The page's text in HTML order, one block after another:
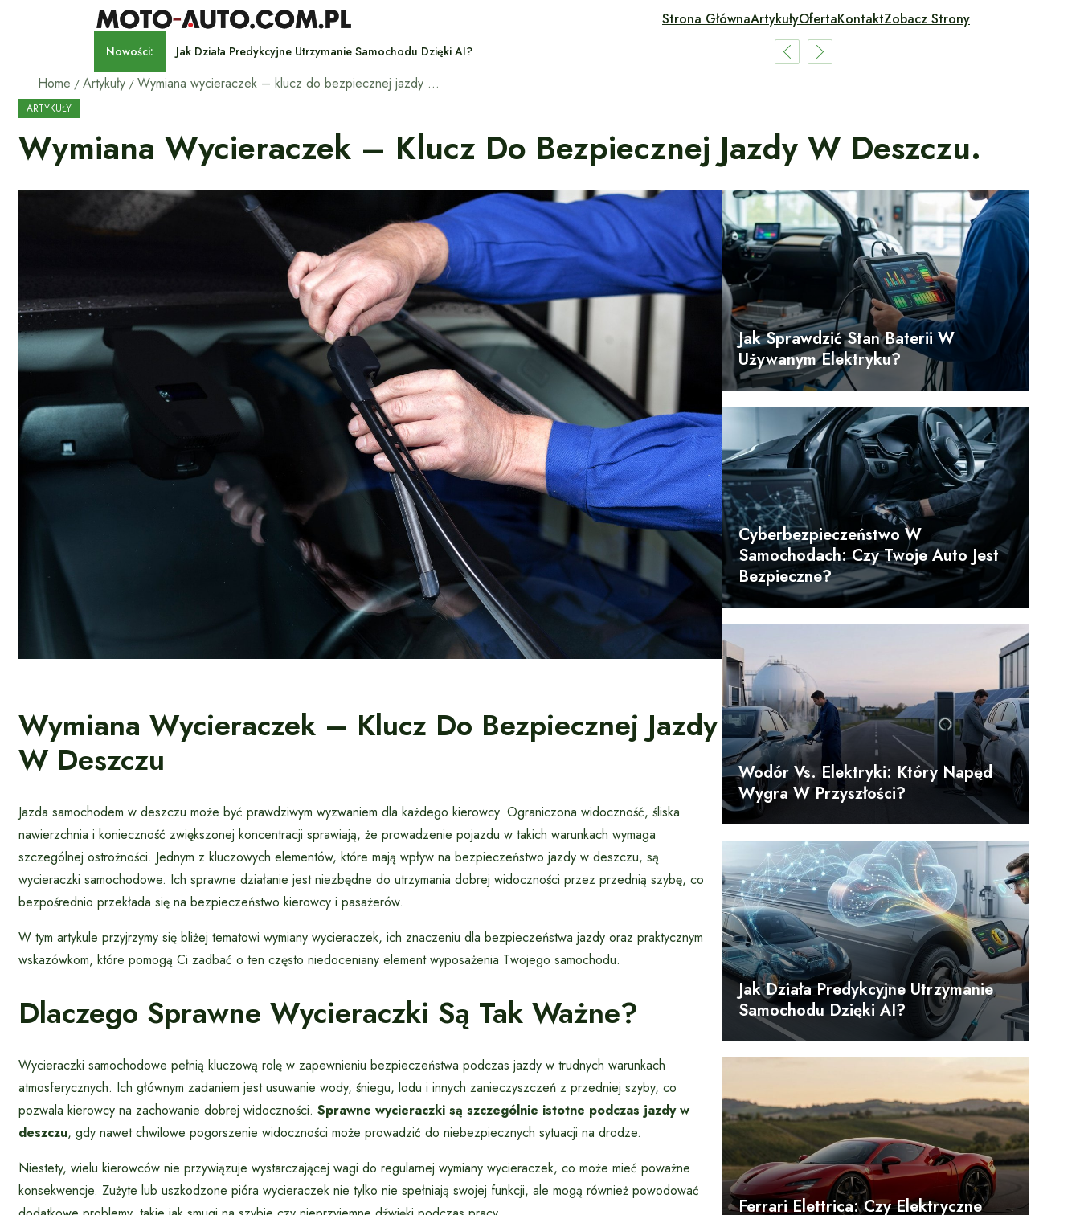
Strona GłównaArtykułyOfertaKontaktZobacz Strony
Nowości: Jak Działa Predykcyjne Utrzymanie Samochodu Dzięki AI?
Home Artykuły Wymiana wycieraczek – klucz do bezpiecznej jazdy w deszczu.
ARTYKUŁY
Wymiana Wycieraczek – Klucz Do Bezpiecznej Jazdy W Deszczu.
Wymiana Wycieraczek – Klucz Do Bezpiecznej Jazdy
W Deszczu
Jazda samochodem w deszczu może być prawdziwym wyzwaniem dla każdego kierowcy. Ograniczona widoczność, śliska
nawierzchnia i konieczność zwiększonej koncentracji sprawiają, że prowadzenie pojazdu w takich warunkach wymaga
szczególnej ostrożności. Jednym z kluczowych elementów, które mają wpływ na bezpieczeństwo jazdy w deszczu, są
wycieraczki samochodowe. Ich sprawne działanie jest niezbędne do utrzymania dobrej widoczności przez przednią szybę, co
bezpośrednio przekłada się na bezpieczeństwo kierowcy i pasażerów.
W tym artykule przyjrzymy się bliżej tematowi wymiany wycieraczek, ich znaczeniu dla bezpieczeństwa jazdy oraz praktycznym
wskazówkom, które pomogą Ci zadbać o ten często niedoceniany element wyposażenia Twojego samochodu.
Dlaczego Sprawne Wycieraczki Są Tak Ważne?
Wycieraczki samochodowe pełnią kluczową rolę w zapewnieniu bezpieczeństwa podczas jazdy w trudnych warunkach
atmosferycznych. Ich głównym zadaniem jest usuwanie wody, śniegu, lodu i innych zanieczyszczeń z przedniej szyby, co
pozwala kierowcy na zachowanie dobrej widoczności. Sprawne wycieraczki są szczególnie istotne podczas jazdy w
deszczu, gdy nawet chwilowe pogorszenie widoczności może prowadzić do niebezpiecznych sytuacji na drodze.
Niestety, wielu kierowców nie przywiązuje wystarczającej wagi do regularnej wymiany wycieraczek, co może mieć poważne
konsekwencje. Zużyte lub uszkodzone pióra wycieraczek nie tylko nie spełniają swojej funkcji, ale mogą również powodować
Jak Sprawdzić Stan Baterii W
Używanym Elektryku?
Cyberbezpieczeństwo W
Samochodach: Czy Twoje Auto Jest
Bezpieczne?
Wodór Vs. Elektryki: Który Napęd
Wygra W Przyszłości?
Jak Działa Predykcyjne Utrzymanie
Samochodu Dzięki AI?
Ferrari Elettrica: Czy Elektryczne